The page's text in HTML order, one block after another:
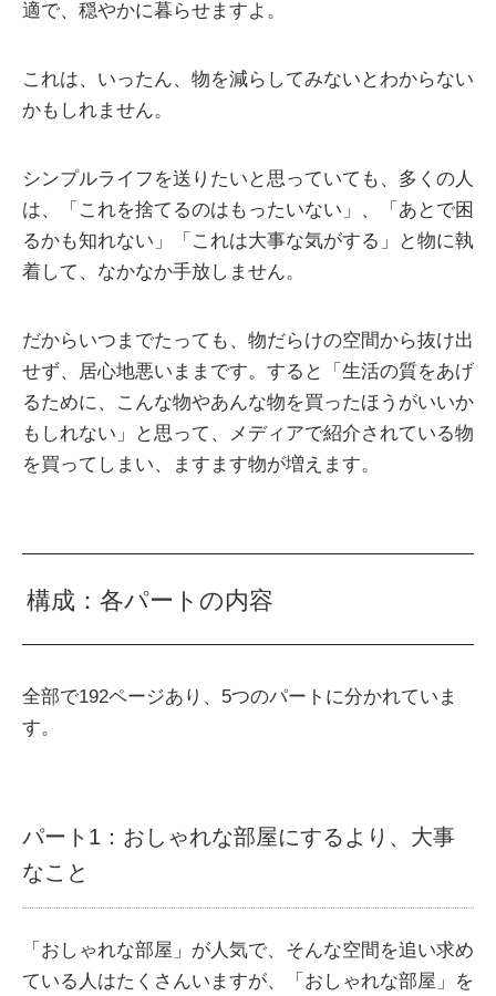
適で、穏やかに暮らせますよ。
これは、いったん、物を減らしてみないとわからない
かもしれません。
シンプルライフを送りたいと思っていても、多くの人
は、「これを捨てるのはもったいない」、「あとで困
るかも知れない」「これは大事な気がする」と物に執
着して、なかなか手放しません。
だからいつまでたっても、物だらけの空間から抜け出
せず、居心地悪いままです。すると「生活の質をあげ
るために、こんな物やあんな物を買ったほうがいいか
もしれない」と思って、メディアで紹介されている物
を買ってしまい、ますます物が増えます。
構成：各パートの内容
全部で192ページあり、5つのパートに分かれていま
す。
パート1：おしゃれな部屋にするより、大事
なこと
「おしゃれな部屋」が人気で、そんな空間を追い求め
ている人はたくさんいますが、「おしゃれな部屋」を